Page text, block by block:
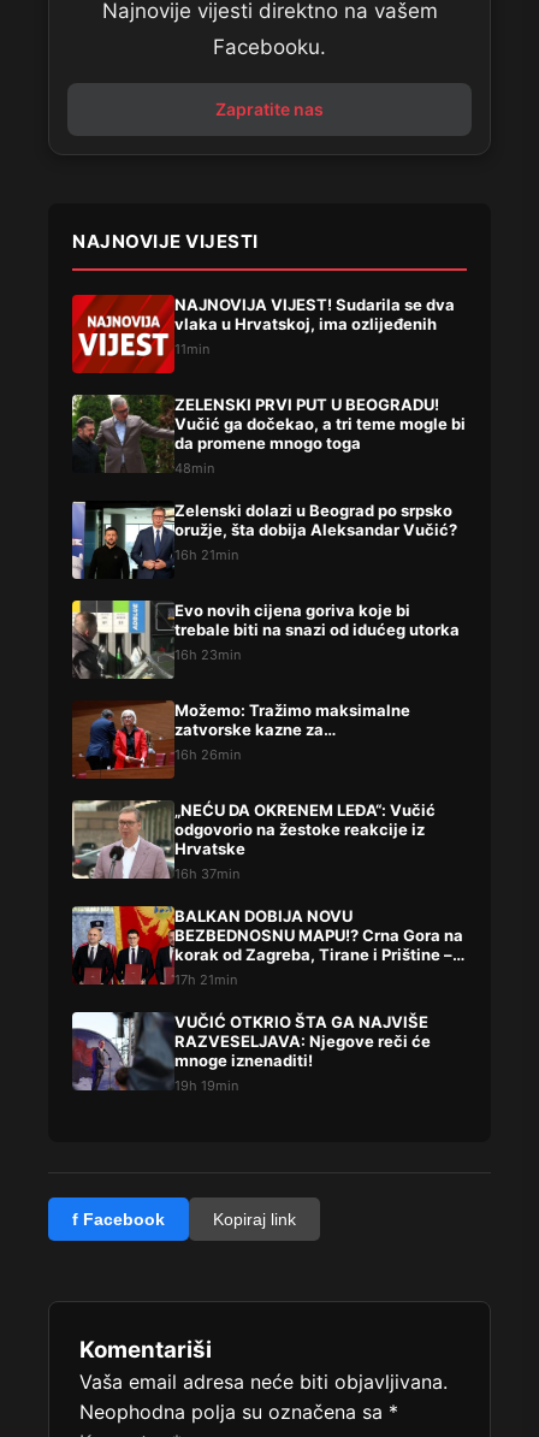
Najnovije vijesti direktno na vašem
Facebooku.
Zapratite nas
NAJNOVIJE VIJESTI
NAJNOVIJA VIJEST! Sudarila se dva
vlaka u Hrvatskoj, ima ozlijeđenih
11min
ZELENSKI PRVI PUT U BEOGRADU!
Vučić ga dočekao, a tri teme mogle bi
da promene mnogo toga
48min
Zelenski dolazi u Beograd po srpsko
oružje, šta dobija Aleksandar Vučić?
16h 21min
Evo novih cijena goriva koje bi
trebale biti na snazi od idućeg utorka
16h 23min
Možemo: Tražimo maksimalne
zatvorske kazne za…
16h 26min
„NEĆU DA OKRENEM LEĐA“: Vučić
odgovorio na žestoke reakcije iz
Hrvatske
16h 37min
BALKAN DOBIJA NOVU
BEZBEDNOSNU MAPU!? Crna Gora na
korak od Zagreba, Tirane i Prištine –
detalji koji su podigli prašinu
17h 21min
VUČIĆ OTKRIO ŠTA GA NAJVIŠE
RAZVESELJAVA: Njegove reči će
mnoge iznenaditi!
19h 19min
f Facebook Kopiraj link
Komentariši
Vaša email adresa neće biti objavljivana.
Neophodna polja su označena sa *